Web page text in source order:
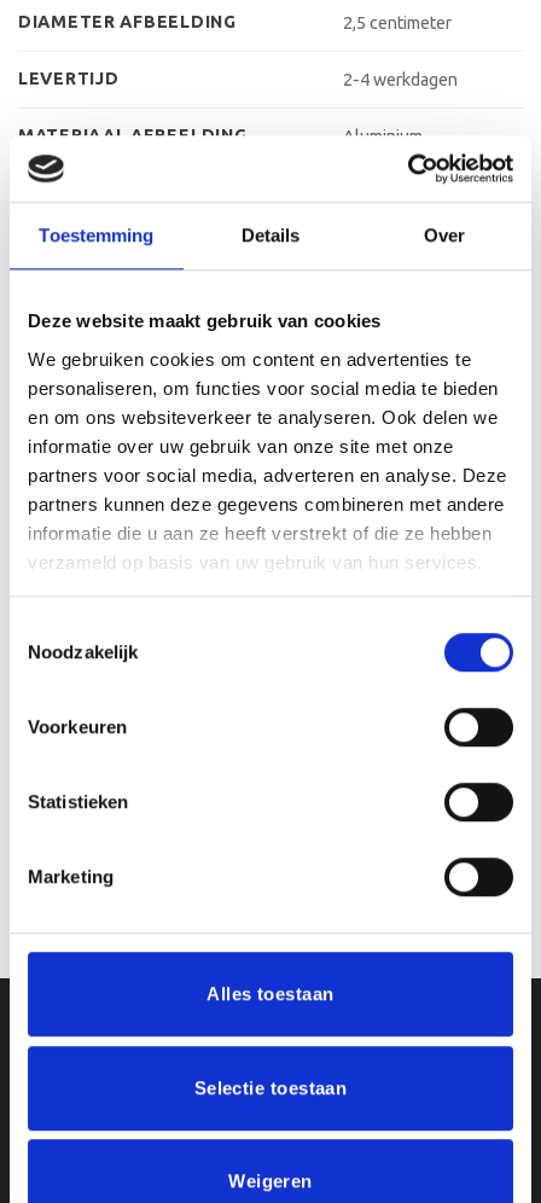
Toestemming Details Over
Deze website maakt gebruik van cookies
We gebruiken cookies om content en advertenties te
personaliseren, om functies voor social media te bieden
en om ons websiteverkeer te analyseren. Ook delen we
informatie over uw gebruik van onze site met onze
partners voor social media, adverteren en analyse. Deze
partners kunnen deze gegevens combineren met andere
informatie die u aan ze heeft verstrekt of die ze hebben
verzameld op basis van uw gebruik van hun services.
Noodzakelijk
Voorkeuren
Statistieken
Marketing
Alles toestaan
Selectie toestaan
Weigeren
DIAMETER AFBEELDING 2,5 centimeter
LEVERTIJD 2-4 werkdagen
MATERIAAL AFBEELDING Aluminium
METHODE PERSONALISATIE
GERELATEERDE PRODUCTEN
Toevoegen
verlanglijst
Toevoegen
verlanglijst
Beeld FG253 (10 cm)
Ons Adres
Van Zanden Sportprijzen
Bredaseweg 56